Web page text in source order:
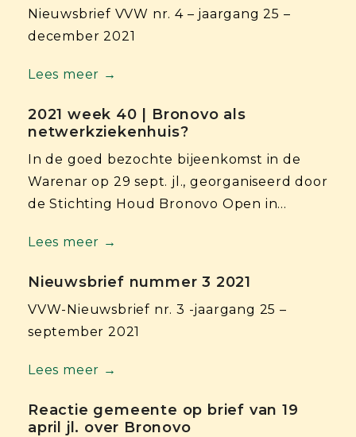
Nieuwsbrief VVW nr. 4 – jaargang 25 –
december 2021
Lees meer →
2021 week 40 | Bronovo als
netwerkziekenhuis?
In de goed bezochte bijeenkomst in de
Warenar op 29 sept. jl., georganiseerd door
de Stichting Houd Bronovo Open in…
Lees meer →
Nieuwsbrief nummer 3 2021
VVW-Nieuwsbrief nr. 3 -jaargang 25 –
september 2021
Lees meer →
Reactie gemeente op brief van 19
april jl. over Bronovo